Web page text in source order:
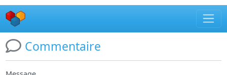
Commentaire